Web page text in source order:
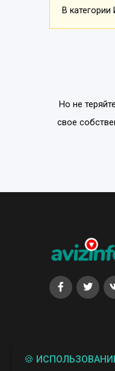
В
Но не
свое
🍪